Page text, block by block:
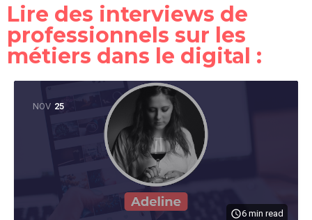
Lire des interviews de
professionnels sur les
métiers dans le digital :
NOV 25
6 min read